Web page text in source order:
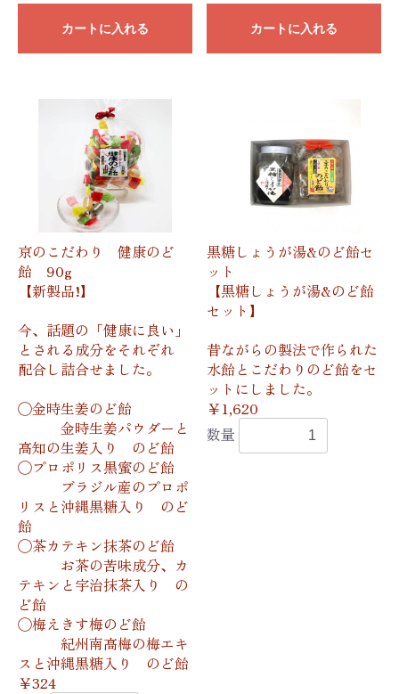
カートに入れる カートに入れる
京のこだわり 健康のど
飴 90g
【新製品!】
今、話題の「健康に良い」
とされる成分をそれぞれ
配合し詰合せました。
◯金時生姜のど飴
金時生姜パウダーと
高知の生姜入り のど飴
◯プロポリス黒蜜のど飴
ブラジル産のプロポ
リスと沖縄黒糖入り のど
飴
◯茶カテキン抹茶のど飴
お茶の苦味成分、カ
テキンと宇治抹茶入り の
ど飴
◯梅えきす梅のど飴
紀州南高梅の梅エキ
スと沖縄黒糖入り のど飴
￥324
黒糖しょうが湯&のど飴セ
ット
【黒糖しょうが湯&のど飴
セット】
昔ながらの製法で作られた
水飴とこだわりのど飴をセ
ットにしました。
￥1,620
数量